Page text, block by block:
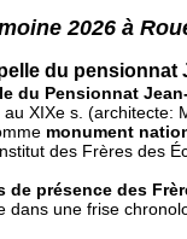
2026 à
du pensionnat
du Pensionnat
XIXe s. (architecte:
monument
des Frères des
de présence des
dans une frise